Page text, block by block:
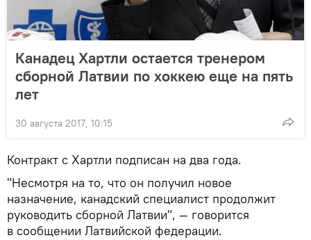
Канадец Хартли остается тренером
сборной Латвии по хоккею еще на пять
лет
30 августа 2017, 10:15
Контракт с Хартли подписан на два года.
"Несмотря на то, что он получил новое
назначение, канадский специалист продолжит
руководить сборной Латвии", — говорится
в сообщении Латвийской федерации.